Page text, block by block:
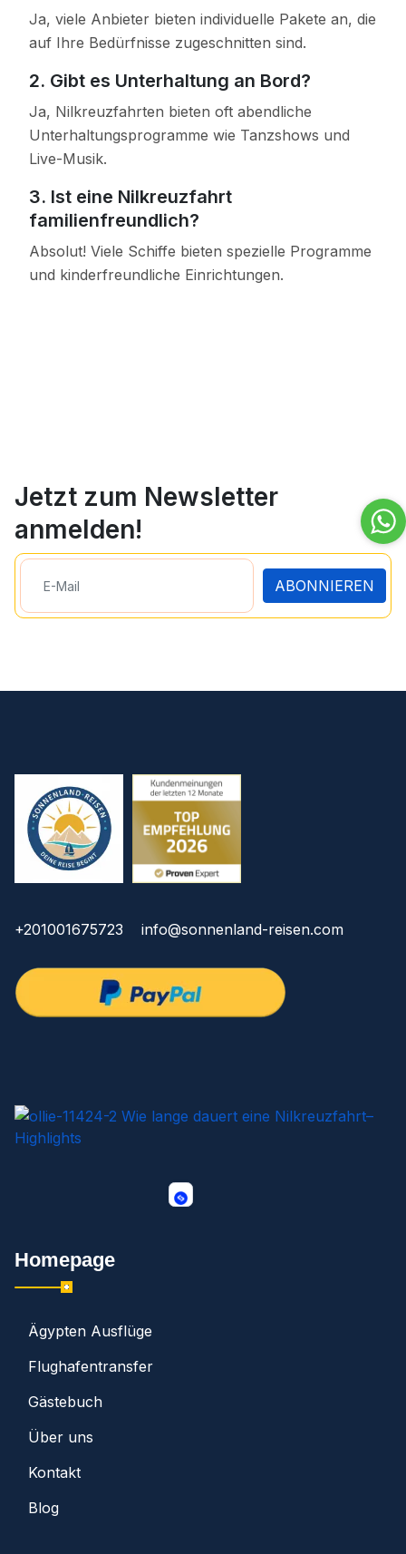
Ja, viele Anbieter bieten individuelle Pakete an, die
auf Ihre Bedürfnisse zugeschnitten sind.
2. Gibt es Unterhaltung an Bord?
Ja, Nilkreuzfahrten bieten oft abendliche
Unterhaltungsprogramme wie Tanzshows und
Live-Musik.
3. Ist eine Nilkreuzfahrt
familienfreundlich?
Absolut! Viele Schiffe bieten spezielle Programme
und kinderfreundliche Einrichtungen.
Jetzt zum Newsletter
anmelden!
ABONNIEREN
+201001675723 info@sonnenland-reisen.com
Homepage
Ägypten Ausflüge
Flughafentransfer
Gästebuch
Über uns
Kontakt
Blog